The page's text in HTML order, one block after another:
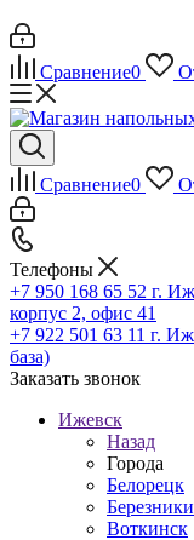
Сравнение0
Сравнение0
Телефоны
+7 950 168 65 52 г.
корпус 2, офис 41
+7 922 501 63 11 г.
база)
Заказать звонок
Ижевск
Назад
Города
Белорецк
Березники
Воткинск